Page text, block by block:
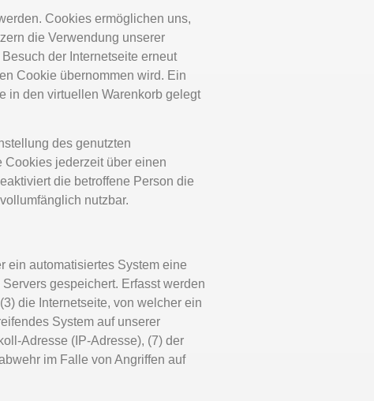
Cookies ermöglichen uns,
die Verwendung unserer
der Internetseite erneut
Cookie übernommen wird. Ein
in den virtuellen Warenkorb gelegt
des genutzten
Cookies jederzeit über einen
die betroffene Person die
nutzbar.
ein automatisiertes System eine
gespeichert. Erfasst werden
die Internetseite, von welcher ein
System auf unserer
Adresse (IP-Adresse), (7) der
im Falle von Angriffen auf